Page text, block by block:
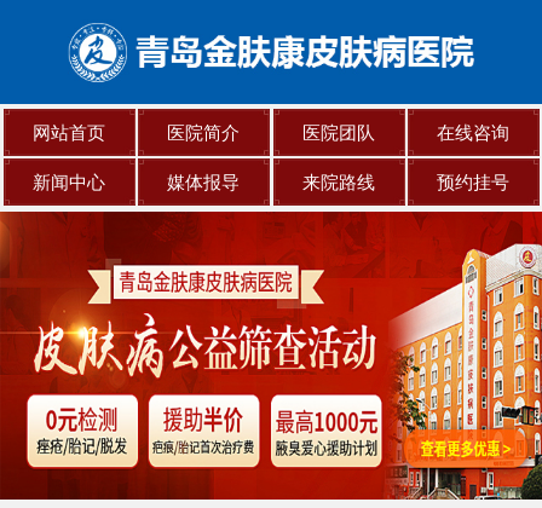
网站首页 医院简介 医院团队 在线咨询
新闻中心 媒体报导 来院路线 预约挂号